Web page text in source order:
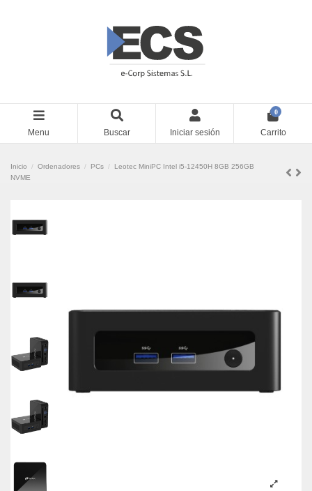
Menu Buscar Iniciar sesión
0
Carrito
Inicio Ordenadores PCs
Leotec MiniPC Intel i5-12450H 8GB 256GB
NVME